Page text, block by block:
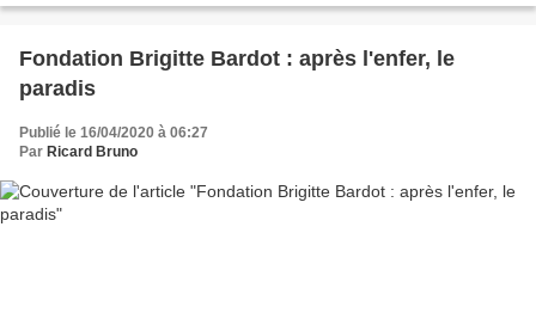
Fondation Brigitte Bardot : après l'enfer, le
paradis
Publié le 16/04/2020 à 06:27
Par Ricard Bruno